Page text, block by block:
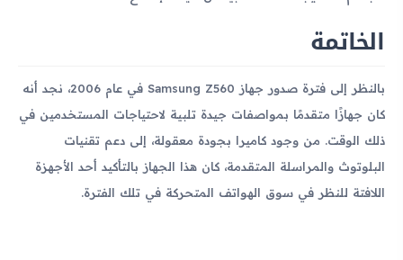
الخاتمة
بالنظر إلى فترة صدور جهاز Samsung Z560 في عام 2006، نجد أنه
كان جهازًا متقدمًا بمواصفات جيدة تلبية لاحتياجات المستخدمين في
ذلك الوقت. من وجود كاميرا بجودة معقولة، إلى دعم تقنيات
البلوتوث والمراسلة المتقدمة، كان هذا الجهاز بالتأكيد أحد الأجهزة
اللافتة للنظر في سوق الهواتف المتحركة في تلك الفترة.